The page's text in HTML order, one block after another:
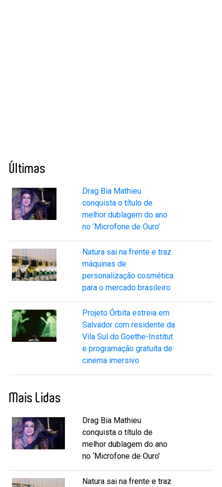
Últimas
Drag Bia Mathieu
conquista o título de
melhor dublagem do ano
no ‘Microfone de Ouro’
Natura sai na frente e traz
máquinas de
personalização cosmética
para o mercado brasileiro
Projeto Órbita estreia em
Salvador com residente da
Vila Sul do Goethe-Institut
e programação gratuita de
cinema imersivo
Mais Lidas
Drag Bia Mathieu
conquista o título de
melhor dublagem do ano
no ‘Microfone de Ouro’
Natura sai na frente e traz